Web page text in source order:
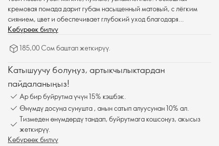
кремовая помада дарит губам насыщенный матовый, с лёгким
сиянием, цвет и обеспечивает глубокий уход благодаря
гиалуроновой кислоте и пептидному комплексу.
Көбүрөөк билүү
185,00 Сом баштап жеткирүү.
Катышуучу болуңуз, артыкчылыктардан
пайдаланыңыз!
Ар бир буйрутма үчүн 15% кэшбэк.
Өнүмдү досуңа сунушта , анын сатып алуусунан 10% ал.
Тизмеден өнүмдөрдү тандап, буйрутмага кошсоңуз, акысыз
жеткирүү.
Көбүрөөк билүү